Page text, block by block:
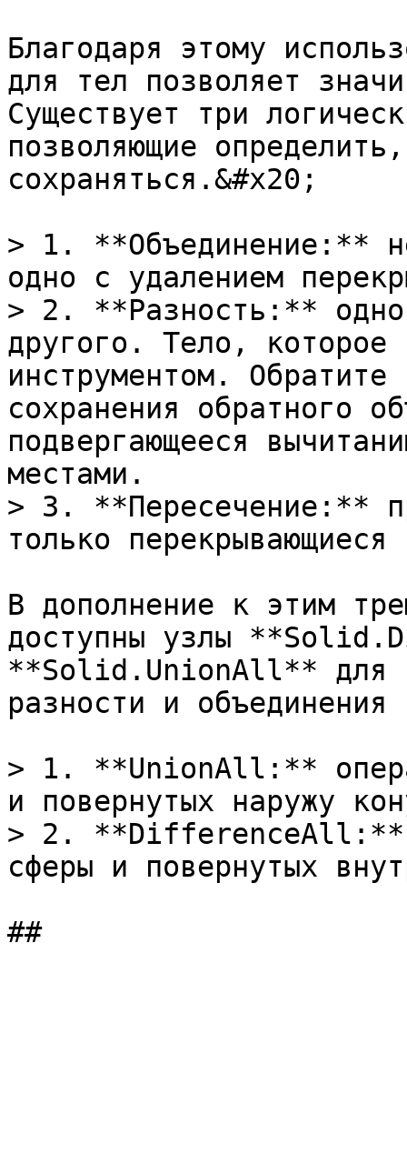
Благодаря этому
для тел позволяет
Существует три
позволяющие
сохраняться.&#x20;
> 1. **Объединение:**
одно с удалением
> 2. **Разность:** одно
другого. Тело, которое
инструментом.
сохранения обратного
подвергающееся
местами.
> 3. **Пересечение:**
только
В дополнение к этим
доступны узлы
**Solid.UnionAll** для
разности и
> 1. **UnionAll:**
и повернутых наружу
> 2. **DifferenceAll:**
сферы и повернутых